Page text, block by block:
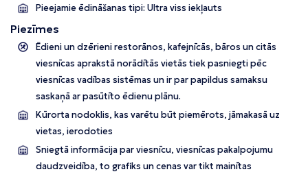
Pieejamie ēdināšanas tipi: Ultra viss iekļauts
Piezīmes
Ēdieni un dzērieni restorānos, kafejnīcās, bāros un citās
viesnīcas aprakstā norādītās vietās tiek pasniegti pēc
viesnīcas vadības sistēmas un ir par papildus samaksu
saskaņā ar pasūtīto ēdienu plānu.
Kūrorta nodoklis, kas varētu būt piemērots, jāmakasā uz
vietas, ierodoties
Sniegtā informācija par viesnīcu, viesnīcas pakalpojumu
daudzveidība, to grafiks un cenas var tikt mainītas